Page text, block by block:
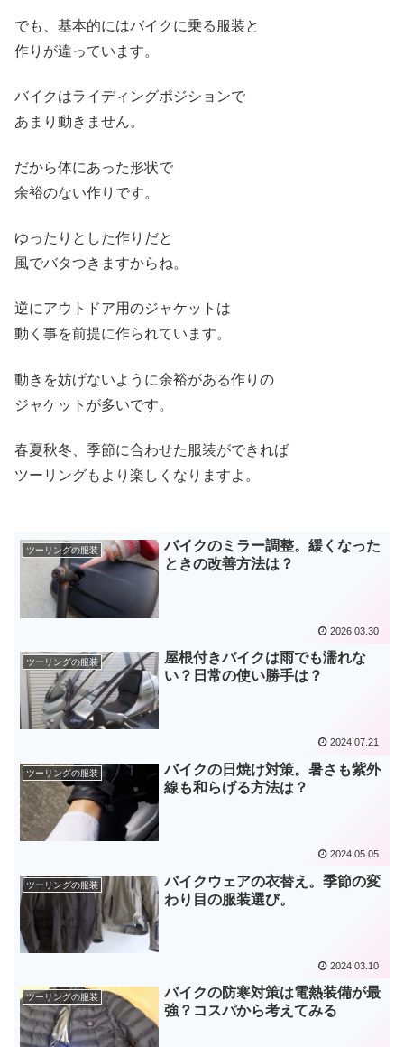
でも、基本的にはバイクに乗る服装と
作りが違っています。
バイクはライディングポジションで
あまり動きません。
だから体にあった形状で
余裕のない作りです。
ゆったりとした作りだと
風でバタつきますからね。
逆にアウトドア用のジャケットは
動く事を前提に作られています。
動きを妨げないように余裕がある作りの
ジャケットが多いです。
春夏秋冬、季節に合わせた服装ができれば
ツーリングもより楽しくなりますよ。
ツーリングの服装
バイクのミラー調整。緩くなった
ときの改善方法は？
2026.03.30
ツーリングの服装
屋根付きバイクは雨でも濡れな
い？日常の使い勝手は？
2024.07.21
ツーリングの服装
バイクの日焼け対策。暑さも紫外
線も和らげる方法は？
2024.05.05
ツーリングの服装
バイクウェアの衣替え。季節の変
わり目の服装選び。
2024.03.10
ツーリングの服装
バイクの防寒対策は電熱装備が最
強？コスパから考えてみる